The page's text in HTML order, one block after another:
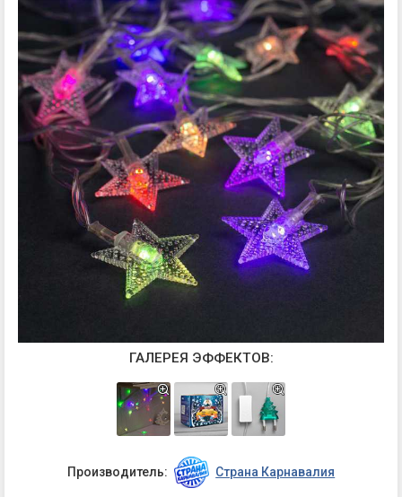
ГАЛЕРЕЯ ЭФФЕКТОВ:
Производитель: Страна Карнавалия